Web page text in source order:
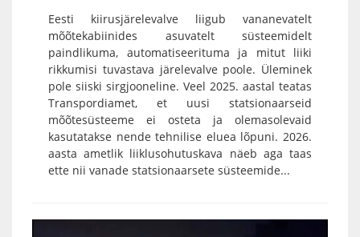
Eesti kiirusjärelevalve liigub vananevatelt
mõõtekabiinides asuvatelt süsteemidelt
paindlikuma, automatiseerituma ja mitut liiki
rikkumisi tuvastava järelevalve poole. Üleminek
pole siiski sirgjooneline. Veel 2025. aastal teatas
Transpordiamet, et uusi statsionaarseid
mõõtesüsteeme ei osteta ja olemasolevaid
kasutatakse nende tehnilise eluea lõpuni. 2026.
aasta ametlik liiklusohutuskava näeb aga taas
ette nii vanade statsionaarsete süsteemide...